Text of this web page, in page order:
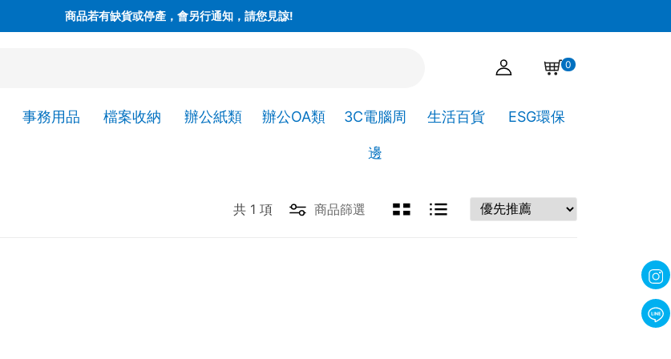
商品若有缺貨或停產，會另行通知，請您見諒!
0
事務用品 檔案收納 辦公紙類 辦公OA類 3C電腦周
邊
生活百貨 ESG環保
共 1 項 商品篩選